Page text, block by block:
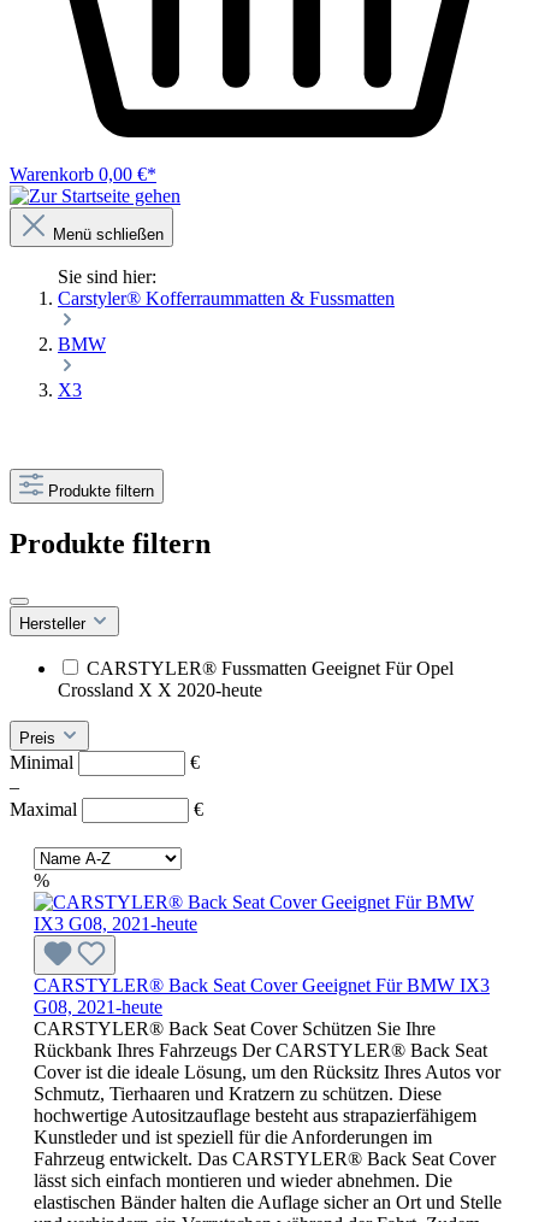
Warenkorb 0,00 €*
Menü schließen
Sie sind hier:
Carstyler® Kofferraummatten & Fussmatten
BMW
X3
Produkte filtern
Produkte filtern
Hersteller
CARSTYLER® Fussmatten Geeignet Für Opel
Crossland X X 2020-heute
Preis
Minimal
€
–
Maximal
€
%
CARSTYLER® Back Seat Cover Geeignet Für BMW IX3
G08, 2021-heute
CARSTYLER® Back Seat Cover Schützen Sie Ihre
Rückbank Ihres Fahrzeugs Der CARSTYLER® Back Seat
Cover ist die ideale Lösung, um den Rücksitz Ihres Autos vor
Schmutz, Tierhaaren und Kratzern zu schützen. Diese
hochwertige Autositzauflage besteht aus strapazierfähigem
Kunstleder und ist speziell für die Anforderungen im
Fahrzeug entwickelt. Das CARSTYLER® Back Seat Cover
lässt sich einfach montieren und wieder abnehmen. Die
elastischen Bänder halten die Auflage sicher an Ort und Stelle